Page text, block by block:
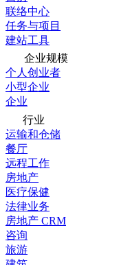
联络中心
任务与项目
建站工具
企业规模
个人创业者
小型企业
企业
行业
运输和仓储
餐厅
远程工作
房地产
医疗保健
法律业务
房地产 CRM
咨询
旅游